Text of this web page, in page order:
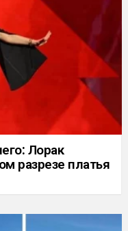
Лорак
разрезе платья